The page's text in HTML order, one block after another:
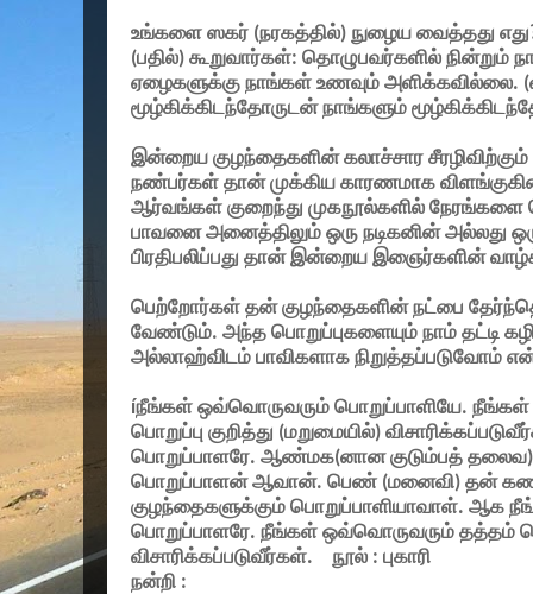
உங்களை ஸகர் (நரகத்தில்) நுழைய வைத்தது எது
(பதில்) கூறுவார்கள்: தொழுபவர்களில் நின்றும்
ஏழைகளுக்கு நாங்கள் உணவும் அளிக்கவில்லை.
மூழ்கிக்கிடந்தோருடன் நாங்களும்
இன்றைய குழந்தைகளின் கலாச்சார
நண்பர்கள் தான் முக்கிய காரணமாக
ஆர்வங்கள் குறைந்து முகநூல்களில் நேரங்களை
பாவனை அனைத்திலும் ஒரு நடிகனின் அல்லது
பிரதிபலிப்பது தான் இன்றைய இஞைர்களின்
பெற்றோர்கள் தன் குழந்தைகளின் நட்பை
வேண்டும். அந்த பொறுப்புகளையும் நாம் தட்டி
அல்லாஹ்விடம் பாவிகளாக நிறுத்தப்படுவோம்
íநீங்கள் ஒவ்வொருவரும் பொறுப்பாளியே.
பொறுப்பு குறித்து (மறுமையில்)
பொறுப்பாளரே. ஆண்மக(னான குடும்பத்
பொறுப்பாளன் ஆவான். பெண் (மனைவி) தன்
குழந்தைகளுக்கும் பொறுப்பாளியாவாள். ஆக
பொறுப்பாளரே. நீங்கள் ஒவ்வொருவரும் தத்தம்
விசாரிக்கப்படுவீர்கள்.
நூல் : புகாரி
நன்றி :